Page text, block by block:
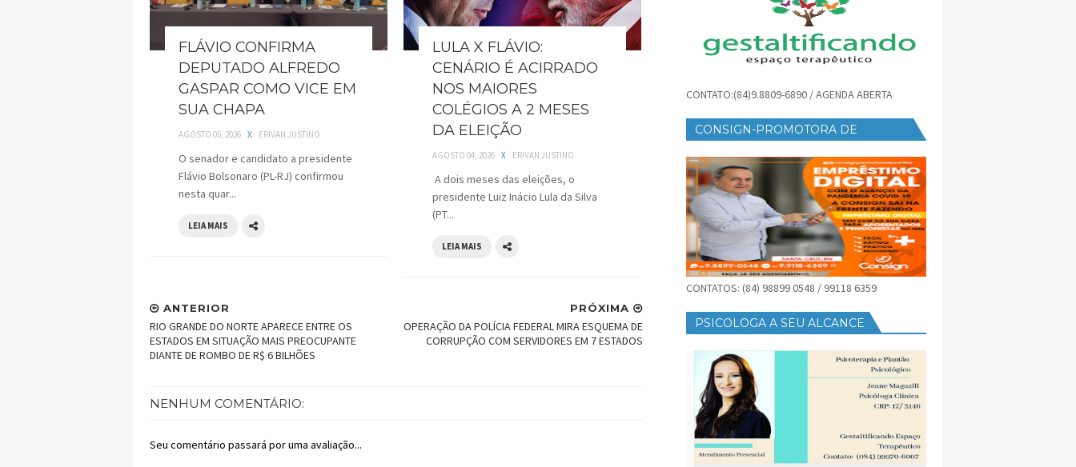
FLÁVIO CONFIRMA
DEPUTADO ALFREDO
GASPAR COMO VICE EM
SUA CHAPA
AGOSTO 05, 2026 X ERIVAN JUSTINO
O senador e candidato a presidente
Flávio Bolsonaro (PL-RJ) confirmou
nesta quar...
LEIA MAIS
LULA X FLÁVIO:
CENÁRIO É ACIRRADO
NOS MAIORES
COLÉGIOS A 2 MESES
DA ELEIÇÃO
AGOSTO 04, 2026 X ERIVAN JUSTINO
A dois meses das eleições, o
presidente Luiz Inácio Lula da Silva
(PT...
LEIA MAIS
PRÓXIMA
OPERAÇÃO DA POLÍCIA FEDERAL MIRA ESQUEMA DE
CORRUPÇÃO COM SERVIDORES EM 7 ESTADOS
ANTERIOR
RIO GRANDE DO NORTE APARECE ENTRE OS
ESTADOS EM SITUAÇÃO MAIS PREOCUPANTE
DIANTE DE ROMBO DE R$ 6 BILHÕES
NENHUM COMENTÁRIO:
Seu comentário passará por uma avaliação...
CONTATO:(84)9.8809-6890 / AGENDA ABERTA
CONSIGN-PROMOTORA DE
CONTATOS: (84) 98899 0548 / 99118 6359
PSICOLOGA A SEU ALCANCE